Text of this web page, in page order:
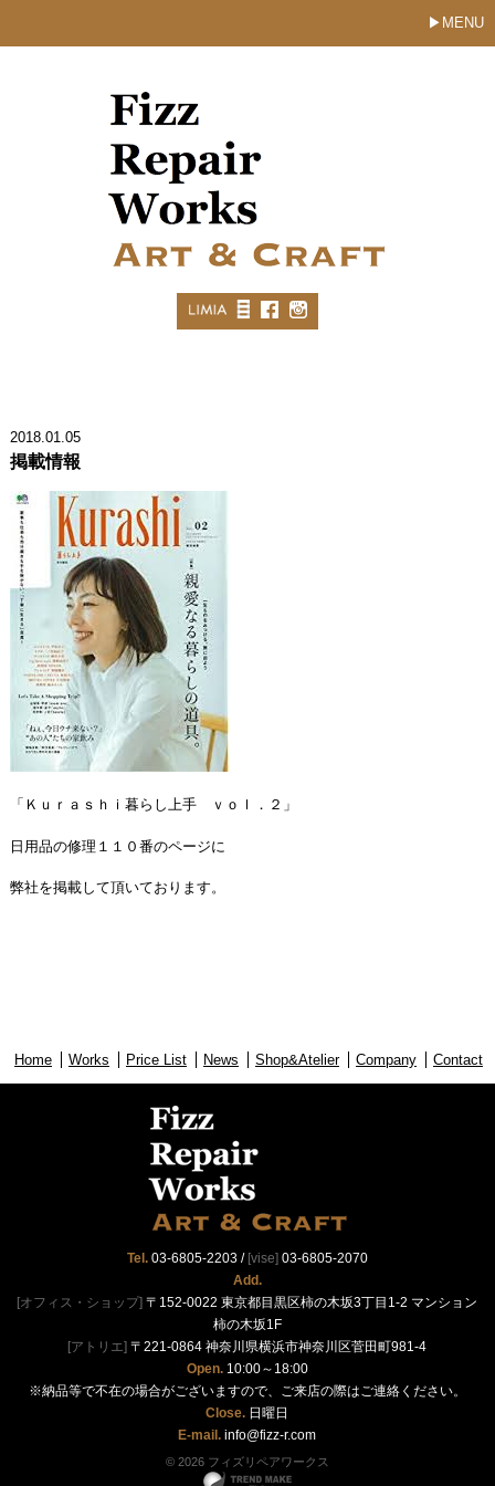
MENU
2018.01.05
掲載情報
「Ｋｕｒａｓｈｉ暮らし上手 ｖｏｌ．２」
日用品の修理１１０番のページに
弊社を掲載して頂いております。
Home Works Price List News Shop&Atelier Company Contact
Tel. 03-6805-2203/ [vise] 03-6805-2070
Add.
[オフィス・ショップ] 〒152-0022 東京都目黒区柿の木坂3丁目1-2 マンション
柿の木坂1F
[アトリエ] 〒221-0864 神奈川県横浜市神奈川区菅田町981-4
Open.10:00～18:00
※納品等で不在の場合がございますので、ご来店の際はご連絡ください。
Close. 日曜日
E-mail. info@fizz-r.com
© 2026 フィズリペアワークス